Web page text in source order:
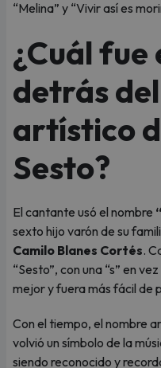
“Melina” y “Vivir así es
¿Cuál fue
detrás
artístico
Sesto?
El cantante usó el nombre
sexto hijo varón de su
Camilo Blanes Cortés.
“Sesto”, con una “s” en
mejor y fuera más fácil de
Con el tiempo, el nombre
volvió un símbolo de la
siendo reconocido y